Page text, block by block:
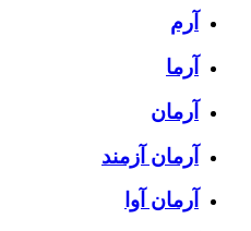
آرم
آرما
آرمان
آرمان آزمند
آرمان آوا